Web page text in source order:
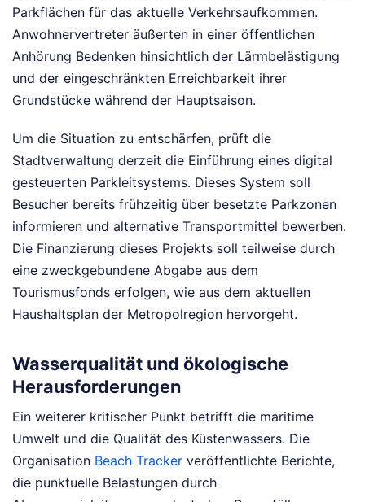
Parkflächen für das aktuelle Verkehrsaufkommen.
Anwohnervertreter äußerten in einer öffentlichen
Anhörung Bedenken hinsichtlich der Lärmbelästigung
und der eingeschränkten Erreichbarkeit ihrer
Grundstücke während der Hauptsaison.
Um die Situation zu entschärfen, prüft die
Stadtverwaltung derzeit die Einführung eines digital
gesteuerten Parkleitsystems. Dieses System soll
Besucher bereits frühzeitig über besetzte Parkzonen
informieren und alternative Transportmittel bewerben.
Die Finanzierung dieses Projekts soll teilweise durch
eine zweckgebundene Abgabe aus dem
Tourismusfonds erfolgen, wie aus dem aktuellen
Haushaltsplan der Metropolregion hervorgeht.
Wasserqualität und ökologische
Herausforderungen
Ein weiterer kritischer Punkt betrifft die maritime
Umwelt und die Qualität des Küstenwassers. Die
Organisation Beach Tracker veröffentlichte Berichte,
die punktuelle Belastungen durch